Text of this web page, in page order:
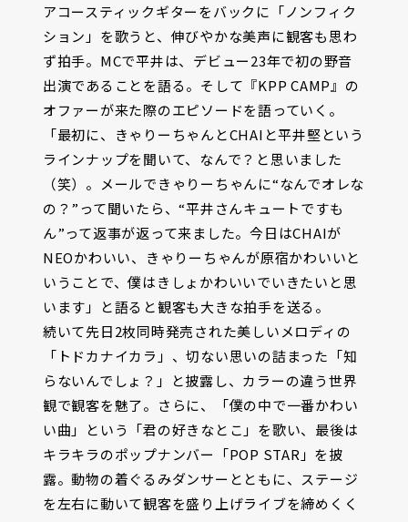
アコースティックギターをバックに「ノンフィク
ション」を歌うと、伸びやかな美声に観客も思わ
ず拍手。MCで平井は、デビュー23年で初の野音
出演であることを語る。そして『KPP CAMP』の
オファーが来た際のエピソードを語っていく。
「最初に、きゃりーちゃんとCHAIと平井堅という
ラインナップを聞いて、なんで？と思いました
（笑）。メールできゃりーちゃんに“なんでオレな
の？”って聞いたら、“平井さんキュートですも
ん”って返事が返って来ました。今日はCHAIが
NEOかわいい、きゃりーちゃんが原宿かわいいと
いうことで、僕はきしょかわいいでいきたいと思
います」と語ると観客も大きな拍手を送る。
続いて先日2枚同時発売された美しいメロディの
「トドカナイカラ」、切ない思いの詰まった「知
らないんでしょ？」と披露し、カラーの違う世界
観で観客を魅了。さらに、「僕の中で一番かわい
い曲」という「君の好きなとこ」を歌い、最後は
キラキラのポップナンバー「POP STAR」を披
露。動物の着ぐるみダンサーとともに、ステージ
を左右に動いて観客を盛り上げライブを締めくく